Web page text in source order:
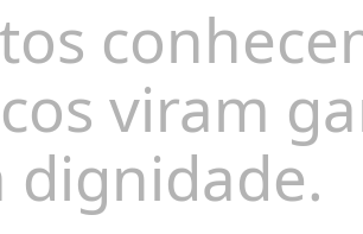
viram
dignidade.